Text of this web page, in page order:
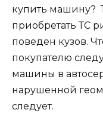
купить машину?
приобретать ТС
поведен кузов.
покупателю
машины в
нарушенной
следует.